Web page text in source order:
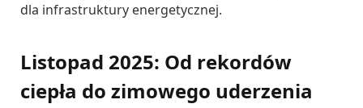
dla infrastruktury energetycznej.
Listopad 2025: Od rekordów
ciepła do zimowego uderzenia